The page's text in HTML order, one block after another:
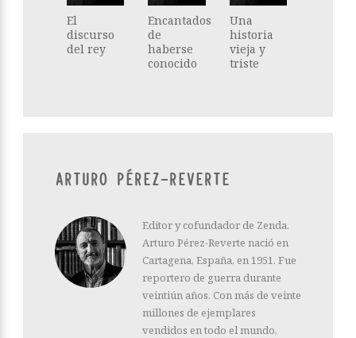
El
discurso
del rey
Encantados
de
haberse
conocido
Una
historia
vieja y
triste
ARTURO PÉREZ-REVERTE
Editor y cofundador de Zenda.
Arturo Pérez-Reverte nació en
Cartagena, España, en 1951. Fue
reportero de guerra durante
veintiún años. Con más de veinte
millones de ejemplares
vendidos en todo el mundo,